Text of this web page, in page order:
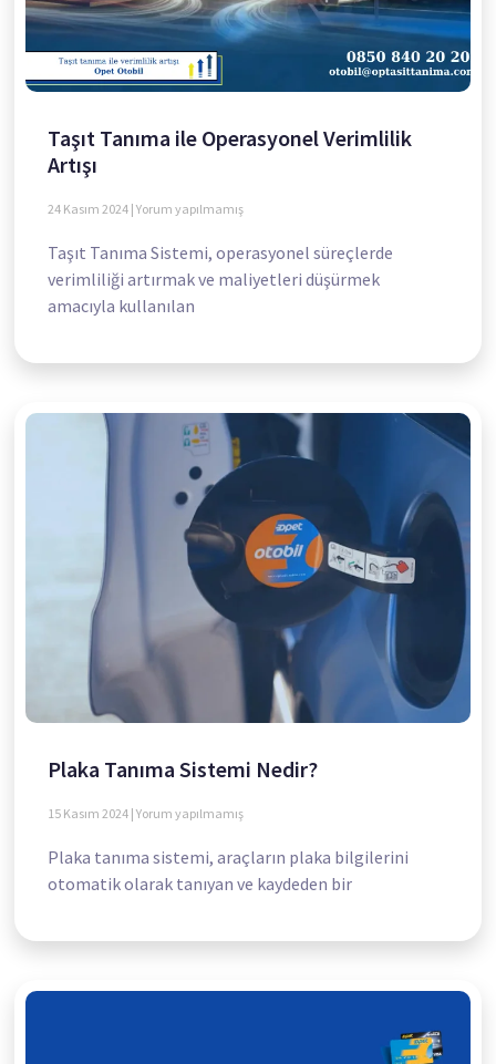
Taşıt Tanıma ile Operasyonel Verimlilik
Artışı
24 Kasım 2024 Yorum yapılmamış
Taşıt Tanıma Sistemi, operasyonel süreçlerde
verimliliği artırmak ve maliyetleri düşürmek
amacıyla kullanılan
Plaka Tanıma Sistemi Nedir?
15 Kasım 2024 Yorum yapılmamış
Plaka tanıma sistemi, araçların plaka bilgilerini
otomatik olarak tanıyan ve kaydeden bir